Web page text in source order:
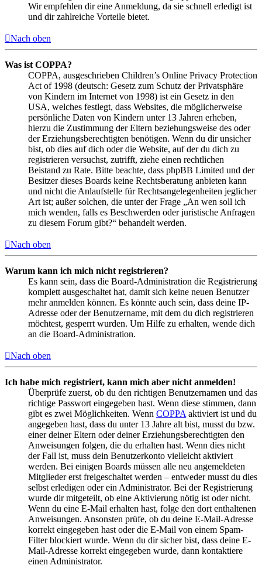
Wir empfehlen dir eine Anmeldung, da sie schnell erledigt ist
und dir zahlreiche Vorteile bietet.
Nach oben
Was ist COPPA?
COPPA, ausgeschrieben Children’s Online Privacy Protection
Act of 1998 (deutsch: Gesetz zum Schutz der Privatsphäre
von Kindern im Internet von 1998) ist ein Gesetz in den
USA, welches festlegt, dass Websites, die möglicherweise
persönliche Daten von Kindern unter 13 Jahren erheben,
hierzu die Zustimmung der Eltern beziehungsweise des oder
der Erziehungsberechtigten benötigen. Wenn du dir unsicher
bist, ob dies auf dich oder die Website, auf der du dich zu
registrieren versuchst, zutrifft, ziehe einen rechtlichen
Beistand zu Rate. Bitte beachte, dass phpBB Limited und der
Besitzer dieses Boards keine Rechtsberatung anbieten kann
und nicht die Anlaufstelle für Rechtsangelegenheiten jeglicher
Art ist; außer solchen, die unter der Frage „An wen soll ich
mich wenden, falls es Beschwerden oder juristische Anfragen
zu diesem Forum gibt?“ behandelt werden.
Nach oben
Warum kann ich mich nicht registrieren?
Es kann sein, dass die Board-Administration die Registrierung
komplett ausgeschaltet hat, damit sich keine neuen Benutzer
mehr anmelden können. Es könnte auch sein, dass deine IP-
Adresse oder der Benutzername, mit dem du dich registrieren
möchtest, gesperrt wurden. Um Hilfe zu erhalten, wende dich
an die Board-Administration.
Nach oben
Ich habe mich registriert, kann mich aber nicht anmelden!
Überprüfe zuerst, ob du den richtigen Benutzernamen und das
richtige Passwort eingegeben hast. Wenn diese stimmen, dann
gibt es zwei Möglichkeiten. Wenn COPPA aktiviert ist und du
angegeben hast, dass du unter 13 Jahre alt bist, musst du bzw.
einer deiner Eltern oder deiner Erziehungsberechtigten den
Anweisungen folgen, die du erhalten hast. Wenn dies nicht
der Fall ist, muss dein Benutzerkonto vielleicht aktiviert
werden. Bei einigen Boards müssen alle neu angemeldeten
Mitglieder erst freigeschaltet werden – entweder musst du dies
selbst erledigen oder ein Administrator. Bei der Registrierung
wurde dir mitgeteilt, ob eine Aktivierung nötig ist oder nicht.
Wenn du eine E-Mail erhalten hast, folge den dort enthaltenen
Anweisungen. Ansonsten prüfe, ob du deine E-Mail-Adresse
korrekt eingegeben hast oder die E-Mail von einem Spam-
Filter blockiert wurde. Wenn du dir sicher bist, dass deine E-
Mail-Adresse korrekt eingegeben wurde, dann kontaktiere
einen Administrator.